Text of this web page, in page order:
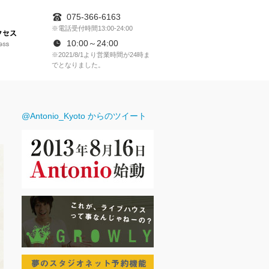
アクセス
075-366-6163
※電話受付時間13:00-24:00
10:00～24:00
※2021/8/1より営業時間が24時ま
でとなりました。
RESERVATION
@Antonio_Kyoto からのツイート